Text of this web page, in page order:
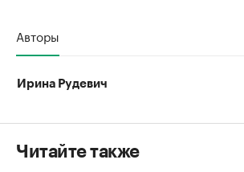
Авторы
Ирина Рудевич
Читайте также